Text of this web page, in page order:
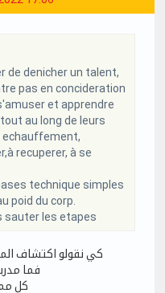
de denicher un talent,
pas en concideration
et apprendre
au long de leurs
echauffement,
recuperer, à se
technique simples
poid du corp.
sauter les etapes
كي نقولو اكتشاف
فما
كل